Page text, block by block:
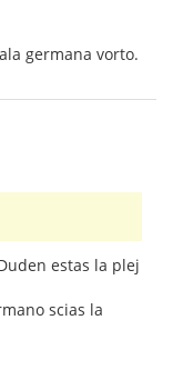
germana vorto.
estas la plej
scias la